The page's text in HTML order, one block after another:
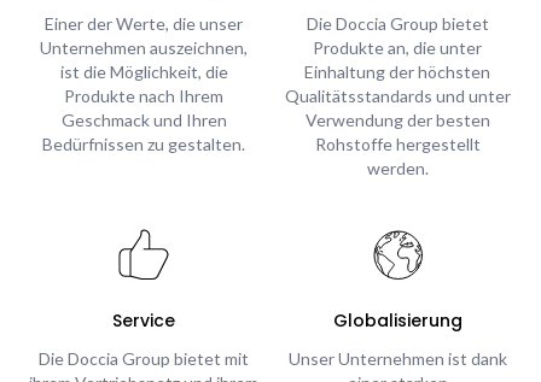
Einer der Werte, die unser
Unternehmen auszeichnen,
ist die Möglichkeit, die
Produkte nach Ihrem
Geschmack und Ihren
Bedürfnissen zu gestalten.
Die Doccia Group bietet
Produkte an, die unter
Einhaltung der höchsten
Qualitätsstandards und unter
Verwendung der besten
Rohstoffe hergestellt
werden.
Service
Die Doccia Group bietet mit
Globalisierung
Unser Unternehmen ist dank